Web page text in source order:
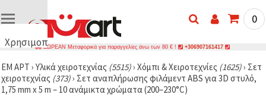
Χρησιμοποιούμε
🍪
Χρησιμοποιούμε
cookies και
0
ΔΩΡΕΑΝ Μεταφορικά για παραγγελίες άνω των 80 € ! +306907161417
ΕΜ ΑΡΤ › Υλικά χειροτεχνίας (5515)› Χόμπι & Χειροτεχνίες (1625)› Σετ
χειροτεχνίας (373)› Σετ αναπλήρωσης φιλάμεντ ABS για 3D στυλό,
1,75 mm x 5 m – 10 ανάμικτα χρώματα (200–230°C)